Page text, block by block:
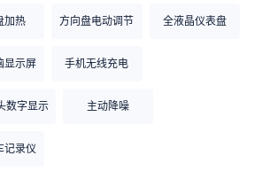
加热 方向盘电动调节 全液晶仪表盘
显示屏 手机无线充电
数字显示 主动降噪
记录仪